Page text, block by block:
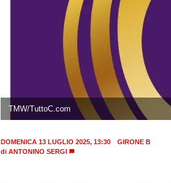
TMW/TuttoC.com
DOMENICA 13 LUGLIO 2025, 13:30
GIRONE B
di ANTONINO SERGI